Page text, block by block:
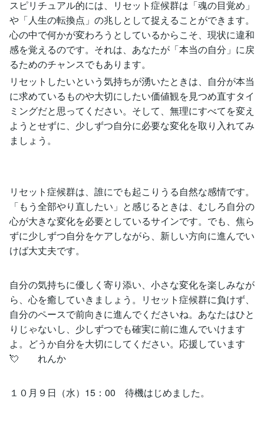
スピリチュアル的には、リセット症候群は「魂の目覚め」
や「人生の転換点」の兆しとして捉えることができます。
心の中で何かが変わろうとしているからこそ、現状に違和
感を覚えるのです。それは、あなたが「本当の自分」に戻
るためのチャンスでもあります。
リセットしたいという気持ちが湧いたときは、自分が本当
に求めているものや大切にしたい価値観を見つめ直すタイ
ミングだと思ってください。そして、無理にすべてを変え
ようとせずに、少しずつ自分に必要な変化を取り入れてみ
ましょう。
リセット症候群は、誰にでも起こりうる自然な感情です。
「もう全部やり直したい」と感じるときは、むしろ自分の
心が大きな変化を必要としているサインです。でも、焦ら
ずに少しずつ自分をケアしながら、新しい方向に進んでい
けば大丈夫です。
自分の気持ちに優しく寄り添い、小さな変化を楽しみなが
ら、心を癒していきましょう。リセット症候群に負けず、
自分のペースで前向きに進んでくださいね。あなたはひと
りじゃないし、少しずつでも確実に前に進んでいけます
よ。どうか自分を大切にしてください。応援しています
💘 れんか
１０月９日（水）15：00 待機はじめました。